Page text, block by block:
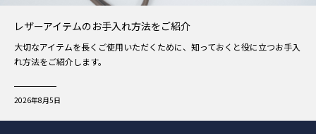
レザーアイテムのお手入れ方法をご紹介
大切なアイテムを長くご使用いただくために、知っておくと役に立つお手入
れ方法をご紹介します。
2026年8月5日